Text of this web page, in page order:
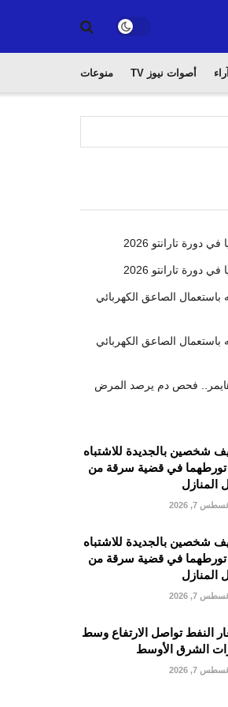
أصوات نيوز TV منوعات
الصاعق الكهربائي
الصاعق الكهربائي
فحص دم يرصد المرض
شخصين بالجديدة للاشتباه
في قضية سرقة من
المنازل
7, 2026
شخصين بالجديدة للاشتباه
في قضية سرقة من
المنازل
7, 2026
النفط تواصل الارتفاع وسط
الشرق الأوسط
7, 2026